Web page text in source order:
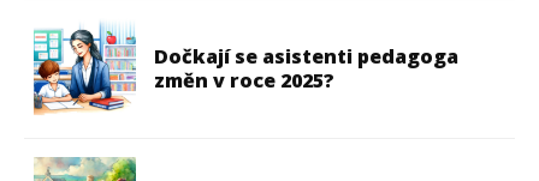
Dočkají se asistenti pedagoga
změn v roce 2025?